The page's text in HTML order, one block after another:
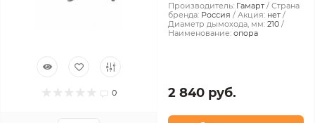
0
Производитель: Гамарт
Страна
бренда: Россия Акция: нет
Диаметр дымохода, мм: 210
Наименование: опора
2 840 руб.